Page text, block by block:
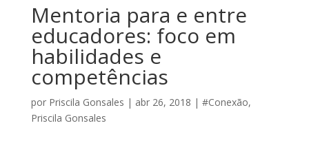
Mentoria para e entre
educadores: foco em
habilidades e
competências
por Priscila Gonsales | abr 26, 2018 | #Conexão,
Priscila Gonsales